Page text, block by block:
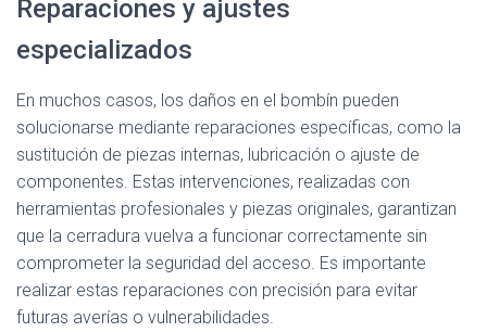
Reparaciones y ajustes
especializados
En muchos casos, los daños en el bombín pueden
solucionarse mediante reparaciones específicas, como la
sustitución de piezas internas, lubricación o ajuste de
componentes. Estas intervenciones, realizadas con
herramientas profesionales y piezas originales, garantizan
que la cerradura vuelva a funcionar correctamente sin
comprometer la seguridad del acceso. Es importante
realizar estas reparaciones con precisión para evitar
futuras averías o vulnerabilidades.